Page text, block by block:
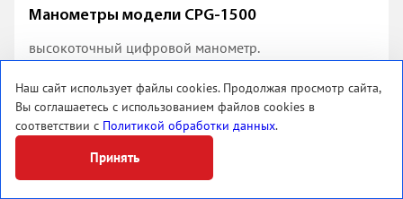
Манометры модели CPG-1500
высокоточный цифровой манометр.
подробнее получить каталог
Наш сайт использует файлы cookies. Продолжая просмотр сайта,
Вы соглашаетесь с использованием файлов cookies в
соответствии с Политикой обработки данных.
Принять